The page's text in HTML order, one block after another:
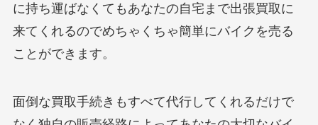
に持ち運ばなくてもあなたの自宅まで出張買取に
来てくれるのでめちゃくちゃ簡単にバイクを売る
ことができます。
面倒な買取手続きもすべて代行してくれるだけで